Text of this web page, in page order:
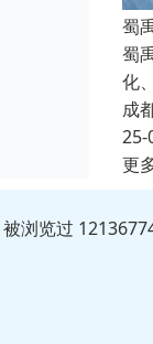
蜀
蜀
化
成
25-
更
被浏览过